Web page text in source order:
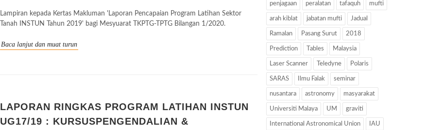
Lampiran kepada Kertas Makluman 'Laporan Pencapaian Program Latihan Sektor
Tanah INSTUN Tahun 2019' bagi Mesyuarat TKPTG-TPTG Bilangan 1/2020.
Baca lanjut dan muat turun
LAPORAN RINGKAS PROGRAM LATIHAN INSTUN
UG17/19 : KURSUSPENGENDALIAN &
penjagaan peralatan tafaquh mufti
arah kiblat jabatan mufti Jadual
Ramalan Pasang Surut 2018
Prediction Tables Malaysia
Laser Scanner Teledyne Polaris
SARAS Ilmu Falak seminar
nusantara astronomy masyarakat
Universiti Malaya UM graviti
International Astronomical Union IAU